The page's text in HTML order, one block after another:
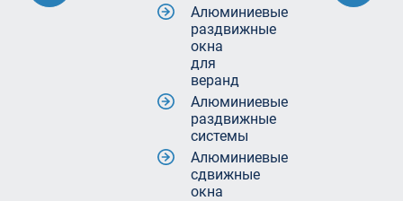
Алюминиевые
раздвижные
окна
для
веранд
Алюминиевые
раздвижные
системы
Алюминиевые
сдвижные
окна